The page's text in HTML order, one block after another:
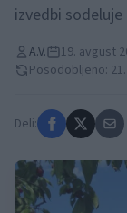
izvedbi
A.V.
19. avgust
Posodobljeno:
Deli: